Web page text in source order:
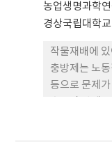
다. 또한 번데
충의 날개부분
련된 유전자
농업생명과학
경상국립대학
작물재배에
충방제는 노
등으로 문제
가 낮아 경제